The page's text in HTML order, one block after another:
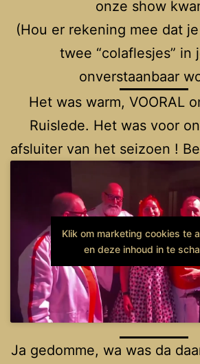
onze show
(Hou er rekening mee dat
twee “colaflesjes” in
onverstaanbaar
Het was warm, VOORAL
Ruislede. Het was voor
afsluiter van het seizoen !
Klik om marketing cookies te
en deze inhoud in te
Ja gedomme, wa was da